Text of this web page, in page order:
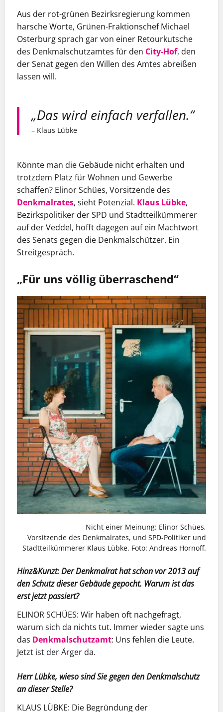
Aus der rot-grünen Bezirksregierung kommen
harsche Worte, Grünen-Fraktionschef Michael
Osterburg sprach gar von einer Retourkutsche
des Denkmalschutzamtes für den City-Hof, den
der Senat gegen den Willen des Amtes abreißen
lassen will.
„Das wird einfach verfallen.“
– Klaus Lübke
Könnte man die Gebäude nicht erhalten und
trotzdem Platz für Wohnen und Gewerbe
schaffen? Elinor Schües, Vorsitzende des
Denkmalrates, sieht Potenzial. Klaus Lübke,
Bezirkspolitiker der SPD und Stadtteilkümmerer
auf der Veddel, hofft dagegen auf ein Machtwort
des Senats gegen die Denkmalschützer. Ein
Streitgespräch.
„Für uns völlig überraschend“
Nicht einer Meinung: Elinor Schües,
Vorsitzende des Denkmalrates, und SPD-Politiker und
Stadtteilkümmerer Klaus Lübke. Foto: Andreas Hornoff.
Hinz&Kunzt: Der Denkmalrat hat schon vor 2013 auf
den Schutz dieser Gebäude gepocht. Warum ist das
erst jetzt passiert?
ELINOR SCHÜES: Wir haben oft nachgefragt,
warum sich da nichts tut. Immer wieder sagte uns
das Denkmalschutzamt: Uns fehlen die Leute.
Jetzt ist der Ärger da.
Herr Lübke, wieso sind Sie gegen den Denkmalschutz
an dieser Stelle?
KLAUS LÜBKE: Die Begründung der